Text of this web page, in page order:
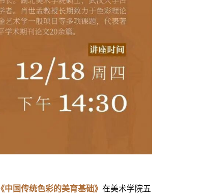
《中国传统色彩的美育基础》 在美术学院五